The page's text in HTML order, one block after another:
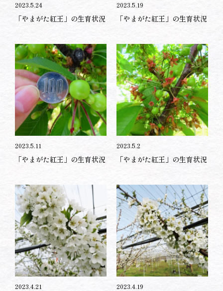
2023.5.24
「やまがた紅王」の生育状況
2023.5.19
「やまがた紅王」の生育状況
2023.5.11
「やまがた紅王」の生育状況
2023.5.2
「やまがた紅王」の生育状況
2023.4.21 2023.4.19